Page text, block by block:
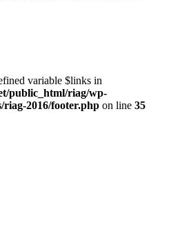
variable $links in
public_html/riag/wp-
riag-2016/footer.php on line 35